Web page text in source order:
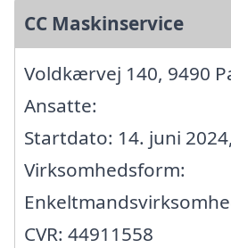
CC Maskinservice
Voldkærvej 140, 9490
Ansatte:
Startdato: 14. juni 2024,
Virksomhedsform:
CVR: 44911558